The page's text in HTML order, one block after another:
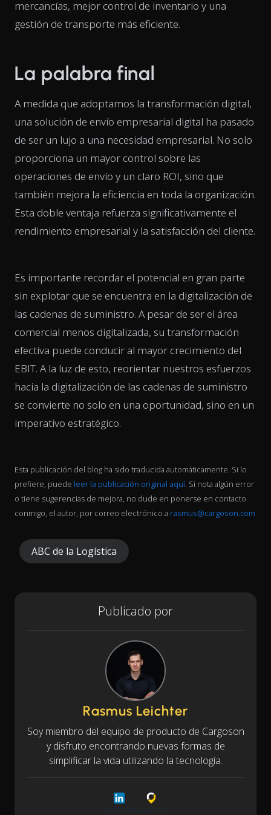
mercancías, mejor control de inventario y una
gestión de transporte más eficiente.
La palabra final
A medida que adoptamos la transformación digital,
una solución de envío empresarial digital ha pasado
de ser un lujo a una necesidad empresarial. No solo
proporciona un mayor control sobre las
operaciones de envío y un claro ROI, sino que
también mejora la eficiencia en toda la organización.
Esta doble ventaja refuerza significativamente el
rendimiento empresarial y la satisfacción del cliente.
Es importante recordar el potencial en gran parte
sin explotar que se encuentra en la digitalización de
las cadenas de suministro. A pesar de ser el área
comercial menos digitalizada, su transformación
efectiva puede conducir al mayor crecimiento del
EBIT. A la luz de esto, reorientar nuestros esfuerzos
hacia la digitalización de las cadenas de suministro
se convierte no solo en una oportunidad, sino en un
imperativo estratégico.
Esta publicación del blog ha sido traducida automáticamente. Si lo
prefiere, puede leer la publicación original aquí. Si nota algún error
o tiene sugerencias de mejora, no dude en ponerse en contacto
conmigo, el autor, por correo electrónico a rasmus@cargoson.com
ABC de la Logística
Publicado por
Rasmus Leichter
Soy miembro del equipo de producto de Cargoson
y disfruto encontrando nuevas formas de
simplificar la vida utilizando la tecnología.